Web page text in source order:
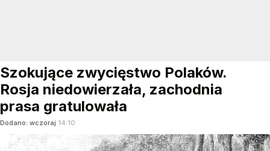
Szokujące zwycięstwo Polaków.
Rosja niedowierzała, zachodnia
prasa gratulowała
Dodano: wczoraj 14:10